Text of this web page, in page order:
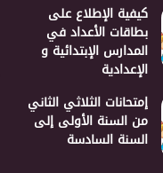
كيفية الإطلاع على
بطاقات الأعداد في
المدارس الإبتدائية و
الإعدادية
إمتحانات الثلاثي الثاني
من السنة الأولى إلى
السنة السادسة